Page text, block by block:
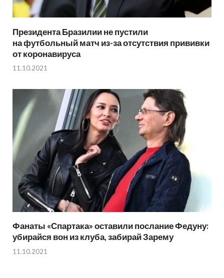
Президента Бразилии не пустили
на футбольный матч из-за отсутствия прививки
от коронавируса
11.10.2021
Фанаты «Спартака» оставили послание Федуну:
убирайся вон из клуба, забирай Зарему
11.10.2021